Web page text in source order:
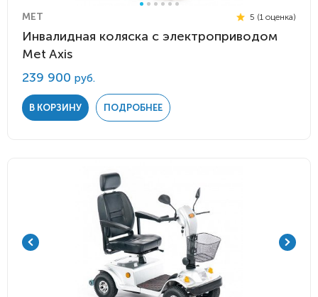
MET 5 (1 оценка)
Инвалидная коляска с электроприводом
Met Axis
239 900 руб.
В КОРЗИНУ ПОДРОБНЕЕ